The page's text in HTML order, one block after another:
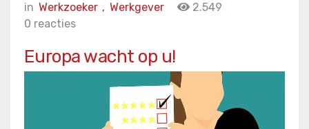
in
Werkgever
Werkzoeker ,
2.549
0 reacties
Europa wacht op u!